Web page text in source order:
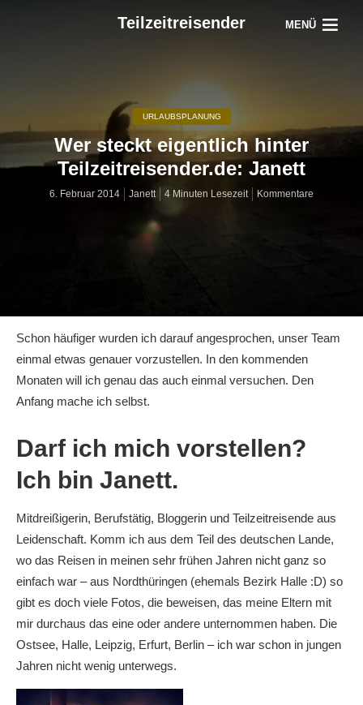
Teilzeitreisender MENÜ
URLAUBSPLANUNG
Wer steckt eigentlich hinter
Teilzeitreisender.de: Janett
6. Februar 2014 Janett 4 Minuten Lesezeit Kommentare
Schon häufiger wurden ich darauf angesprochen, unser Team
einmal etwas genauer vorzustellen. In den kommenden
Monaten will ich genau das auch einmal versuchen. Den
Anfang mache ich selbst.
Darf ich mich vorstellen?
Ich bin Janett.
Mitdreißigerin, Berufstätig, Bloggerin und Teilzeitreisende aus
Leidenschaft. Komm ich aus dem Teil des deutschen Lande,
wo das Reisen in meinen sehr frühen Jahren nicht ganz so
einfach war – aus Nordthüringen (ehemals Bezirk Halle :D) so
gibt es doch viele Fotos, die beweisen, das meine Eltern mit
mir durchaus das eine oder andere unternommen haben. Die
Ostsee, Halle, Leipzig, Erfurt, Berlin – ich war schon in jungen
Jahren nicht wenig unterwegs.